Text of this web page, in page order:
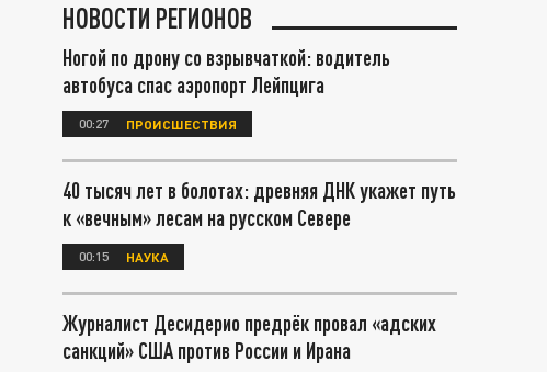
НОВОСТИ РЕГИОНОВ
Ногой по дрону со взрывчаткой: водитель
автобуса спас аэропорт Лейпцига
00:27 ПРОИСШЕСТВИЯ
40 тысяч лет в болотах: древняя ДНК укажет путь
к «вечным» лесам на русском Севере
00:15 НАУКА
Журналист Десидерио предрёк провал «адских
санкций» США против России и Ирана